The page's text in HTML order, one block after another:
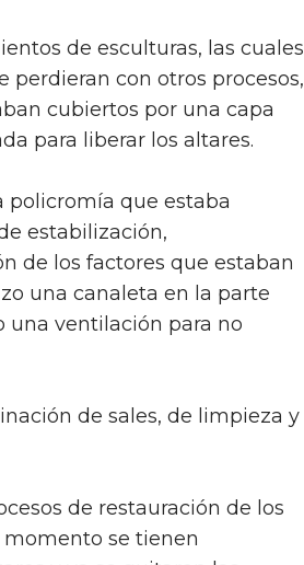
de esculturas, las cuales
perdieran con otros procesos,
cubiertos por una capa
para liberar los altares.
policromía que estaba
estabilización,
de los factores que estaban
una canaleta en la parte
una ventilación para no
de sales, de limpieza y
de restauración de los
momento se tienen